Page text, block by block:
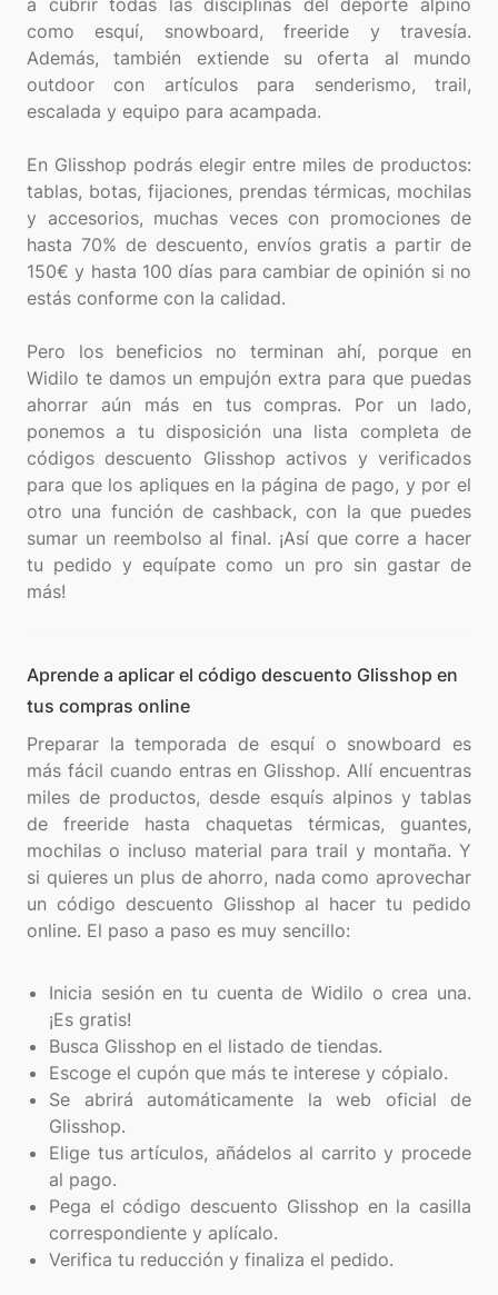
a cubrir todas las disciplinas del deporte alpino
como esquí, snowboard, freeride y travesía.
Además, también extiende su oferta al mundo
outdoor con artículos para senderismo, trail,
escalada y equipo para acampada.
En Glisshop podrás elegir entre miles de productos:
tablas, botas, fijaciones, prendas térmicas, mochilas
y accesorios, muchas veces con promociones de
hasta 70% de descuento, envíos gratis a partir de
150€ y hasta 100 días para cambiar de opinión si no
estás conforme con la calidad.
Pero los beneficios no terminan ahí, porque en
Widilo te damos un empujón extra para que puedas
ahorrar aún más en tus compras. Por un lado,
ponemos a tu disposición una lista completa de
códigos descuento Glisshop activos y verificados
para que los apliques en la página de pago, y por el
otro una función de cashback, con la que puedes
sumar un reembolso al final. ¡Así que corre a hacer
tu pedido y equípate como un pro sin gastar de
Aprende a aplicar el código descuento Glisshop en
tus compras online
Preparar la temporada de esquí o snowboard es
más fácil cuando entras en Glisshop. Allí encuentras
miles de productos, desde esquís alpinos y tablas
de freeride hasta chaquetas térmicas, guantes,
mochilas o incluso material para trail y montaña. Y
si quieres un plus de ahorro, nada como aprovechar
un código descuento Glisshop al hacer tu pedido
online. El paso a paso es muy sencillo:
Inicia sesión en tu cuenta de Widilo o crea una.
¡Es gratis!
Busca Glisshop en el listado de tiendas.
Escoge el cupón que más te interese y cópialo.
Se abrirá automáticamente la web oficial de
Glisshop.
Elige tus artículos, añádelos al carrito y procede
al pago.
Pega el código descuento Glisshop en la casilla
correspondiente y aplícalo.
Verifica tu reducción y finaliza el pedido.